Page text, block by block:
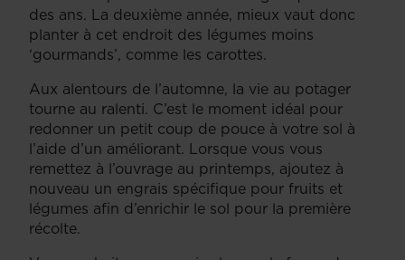
des ans. La deuxième année, mieux vaut donc
planter à cet endroit des légumes moins
‘gourmands’, comme les carottes.
Aux alentours de l’automne, la vie au potager
tourne au ralenti. C’est le moment idéal pour
redonner un petit coup de pouce à votre sol à
l’aide d’un améliorant. Lorsque vous vous
remettez à l’ouvrage au printemps, ajoutez à
nouveau un engrais spécifique pour fruits et
légumes afin d’enrichir le sol pour la première
récolte.